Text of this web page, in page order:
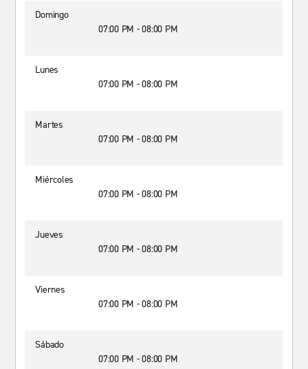
Domingo
07:00 PM - 08:00 PM
Lunes
07:00 PM - 08:00 PM
Martes
07:00 PM - 08:00 PM
Miércoles
07:00 PM - 08:00 PM
Jueves
07:00 PM - 08:00 PM
Viernes
07:00 PM - 08:00 PM
Sábado
07:00 PM - 08:00 PM